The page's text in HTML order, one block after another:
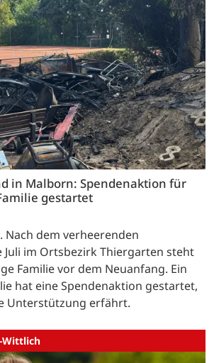
in Malborn: Spendenaktion für
gestartet
Nach dem verheerenden
Juli im Ortsbezirk Thiergarten steht
Familie vor dem Neuanfang. Ein
hat eine Spendenaktion gestartet,
Unterstützung erfährt.
Wittlich